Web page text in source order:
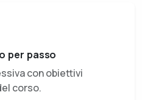
per passo
con obiettivi
corso.